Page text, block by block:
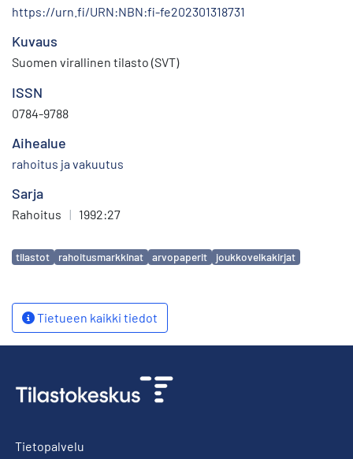
https://urn.fi/URN:NBN:fi-fe202301318731
Kuvaus
Suomen virallinen tilasto (SVT)
ISSN
0784-9788
Aihealue
rahoitus ja vakuutus
Sarja
Rahoitus | 1992:27
Avainsanat
tilastot rahoitusmarkkinat arvopaperit joukkovelkakirjat
Tietueen kaikki tiedot
Tietopalvelu